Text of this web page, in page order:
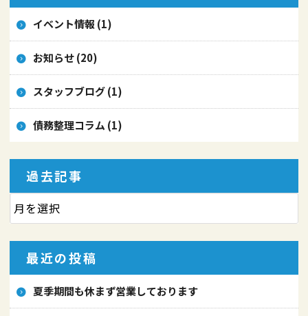
イベント情報 (1)
お知らせ (20)
スタッフブログ (1)
債務整理コラム (1)
過去記事
最近の投稿
夏季期間も休まず営業しております